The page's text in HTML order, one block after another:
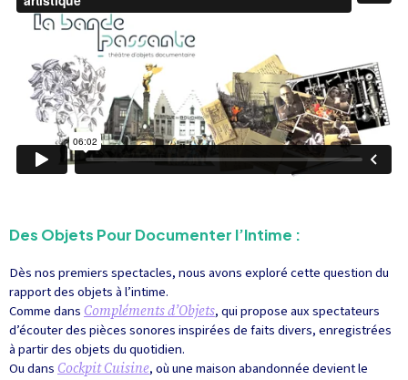
Des Objets Pour Documenter l’Intime :
Dès nos premiers spectacles, nous avons exploré cette question du
rapport des objets à l’intime.
Comme dans Compléments d’Objets, qui propose aux spectateurs
d’écouter des pièces sonores inspirées de faits divers, enregistrées
à partir des objets du quotidien.
Ou dans Cockpit Cuisine, où une maison abandonnée devient le